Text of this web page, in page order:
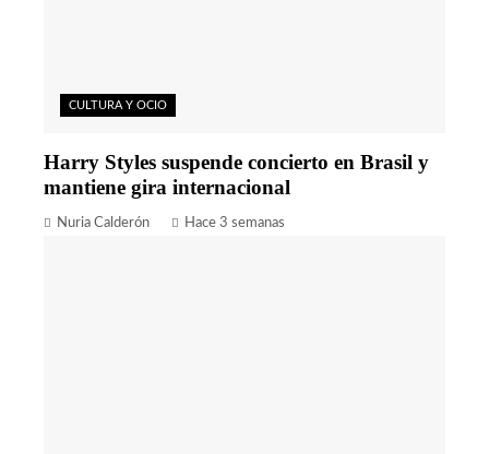
CULTURA Y OCIO
Harry Styles suspende concierto en Brasil y
mantiene gira internacional
Nuria Calderón Hace 3 semanas